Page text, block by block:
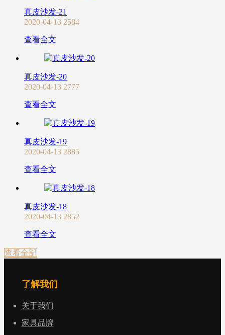
真皮沙发-21
2020-04-13 2584
查看全文
真皮沙发-20
2020-04-13 2777
查看全文
真皮沙发-19
2020-04-13 2885
查看全文
真皮沙发-18
2020-04-13 2852
查看全文
查看全部
了解我们
关于我们
家具品牌